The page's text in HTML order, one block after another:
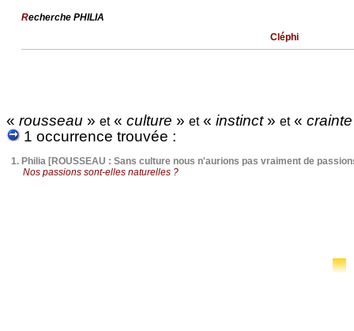
Recherche PHILIA
Cléphi
« rousseau » et« culture » et« instinct» et« crainte
1 occurrence trouvée :
1. Philia [ROUSSEAU : Sans culture nous n'aurions pas vraiment de
Nos passions sont-elles naturelles ?